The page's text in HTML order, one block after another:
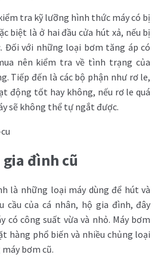
tra kỹ lưỡng hình thức máy có bị
biệt là ở hai đầu cửa hút xả, nếu bị
Đối với những loại bơm tăng áp có
nên kiểm tra về tình trạng của
Tiếp đến là các bộ phận như rơ le,
động tốt hay không, nếu rơ le quá
sẽ không thể tự ngắt được.
gia đình cũ
là những loại máy dùng để hút và
cầu của cá nhân, hộ gia đình, đây
có công suất vừa và nhỏ. Máy bơm
hàng phổ biến và nhiều chủng loại
bơm cũ.